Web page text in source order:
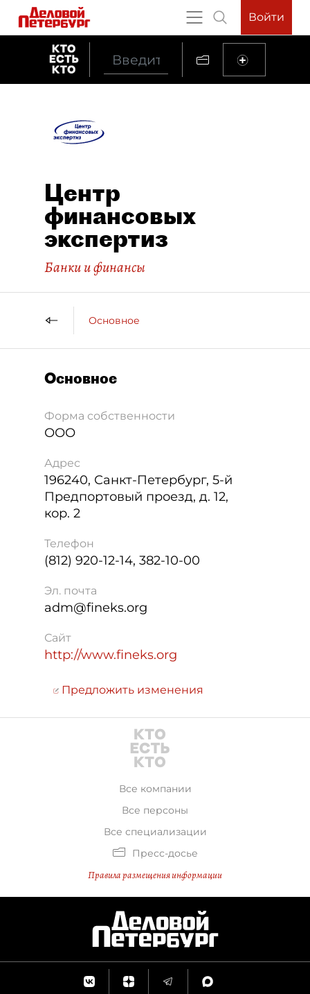
Войти
Центр
финансовых
экспертиз
Банки и финансы
Основное
Основное
Форма собственности
ООО
Адрес
196240, Санкт-Петербург, 5-й
Предпортовый проезд, д. 12,
кор. 2
Телефон
(812) 920-12-14, 382-10-00
Эл. почта
adm@fineks.org
Сайт
http://www.fineks.org
Предложить изменения
Все компании
Все персоны
Все специализации
Пресс-досье
Правила размещения информации